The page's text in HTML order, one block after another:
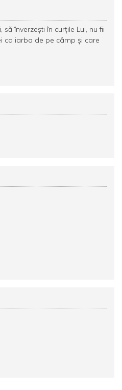
înverzeşti în curţile Lui, nu fii
ca iarba de pe câmp şi care